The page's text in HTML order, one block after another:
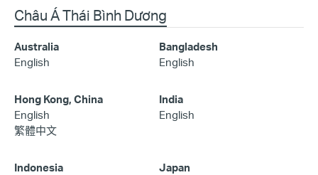
Châu Á Thái Bình Dương
Australia
English
Bangladesh
English
Hong Kong, China
English
繁體中文
India
English
Indonesia
Japan